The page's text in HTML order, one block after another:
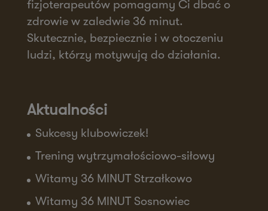
61-622 Poznań
Zapisz mnie
36 MINUT Włoszakowice
ul. Daszyńskiego 2b/49
62-300 Września
Zapisz mnie
36 MINUT Wyżyny
fizjoterapeutów pomagamy Ci dbać o
zdrowie w zaledwie 36 minut.
Skutecznie, bezpiecznie i w otoczeniu
ludzi, którzy motywują do działania.
Aktualności
Sukcesy klubowiczek!
Trening wytrzymałościowo-siłowy
Witamy 36 MINUT Strzałkowo
Witamy 36 MINUT Sosnowiec